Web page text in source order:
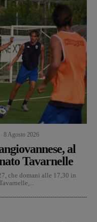
8 Agosto 2026
al
Tavarnelle
che domani alle 17,30 in